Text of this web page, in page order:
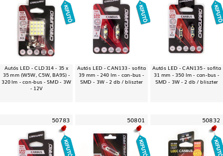
Autós LED - CLD314 - 35 x
35 mm (W5W, C5W, BA9S) -
320 lm - can-bus - SMD - 3W
- 12V
Autós LED - CAN133 - sofita
39 mm - 240 lm - can-bus -
SMD - 3W - 2 db / bliszter
Autós LED - CAN135 - sofita
31 mm - 350 lm - can-bus -
SMD - 3W - 2 db / bliszter
50783 50801 50832